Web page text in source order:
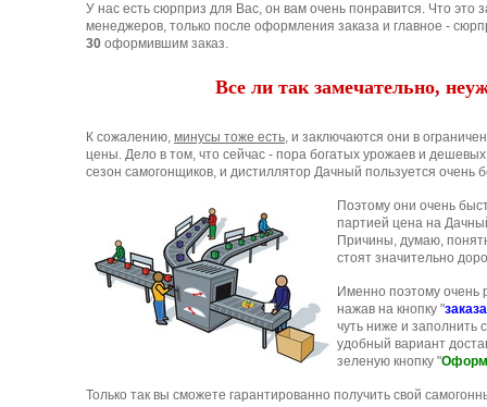
У нас есть сюрприз для Вас, он вам очень понравится. Что это
менеджеров, только после оформления заказа и главное -
30 оформившим заказ.
Все ли так замечательно,
К сожалению, минусы тоже есть, и заключаются они в
цены. Дело в том, что сейчас - пора богатых урожаев и
сезон самогонщиков, и дистиллятор Дачный пользуется очень
Поэтому они очень
партией цена на
Причины, думаю,
стоят значительно
Именно поэтому очень
нажав на кнопку "
чуть ниже и
удобный вариант
зеленую кнопку "
Только так вы сможете гарантированно получить свой